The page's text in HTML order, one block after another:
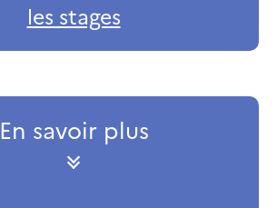
les stages
En savoir plus